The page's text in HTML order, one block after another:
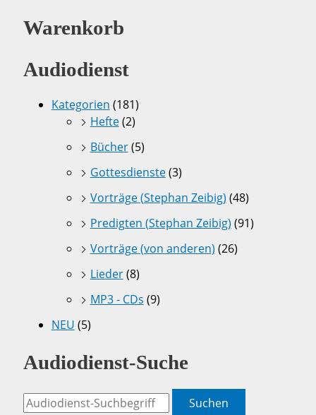
Warenkorb
Audiodienst
Kategorien (181)
Hefte(2)
Bücher(5)
Gottesdienste(3)
Vorträge (Stephan Zeibig) (48)
Predigten (Stephan Zeibig) (91)
Vorträge (von anderen) (26)
Lieder(8)
MP3 - CDs (9)
NEU (5)
Audiodienst-Suche
Suchen